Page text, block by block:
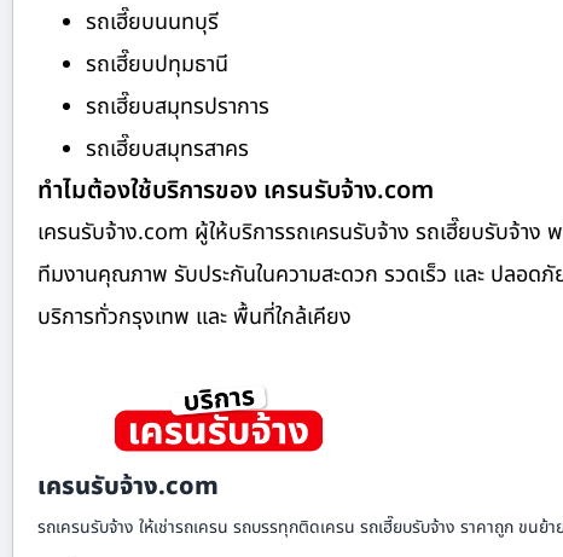
รถเฮี๊ยบนนทบุรี
รถเฮี๊ยบปทุมธานี
รถเฮี๊ยบสมุทรปราการ
รถเฮี๊ยบสมุทรสาคร
ทำไมต้องใช้บริการของ เครนรับจ้าง.com
เครนรับจ้าง.com ผู้ให้บริการรถเครนรับจ้าง รถเฮี๊ยบรับจ้า
ทีมงานคุณภาพ รับประกันในความสะดวก รวดเร็ว และ ปลอด
บริการทั่วกรุงเทพ และ พื้นที่ใกล้เคียง
เครนรับจ้าง.com
รถเครนรับจ้าง ให้เช่ารถเครน รถบรรทุกติดเครน รถเฮี๊ยบรับจ้าง ราคาถูก ขนย้